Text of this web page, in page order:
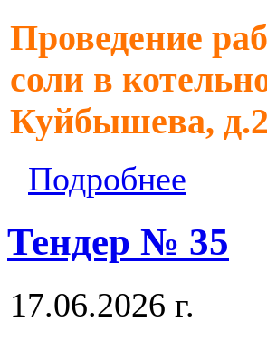
Проведение
соли в
Куйбышева,
Подробнее
Тендер № 35
17.06.2026 г.